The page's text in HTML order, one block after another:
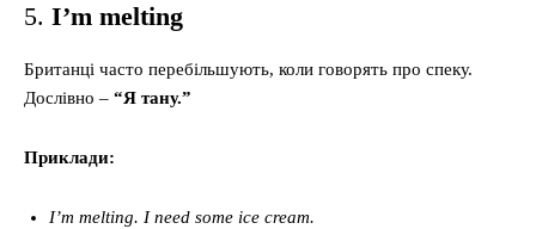
5. I’m melting
Британці часто перебільшують, коли говорять про спеку.
Дослівно – “Я тану.”
Приклади:
I’m melting. I need some ice cream.